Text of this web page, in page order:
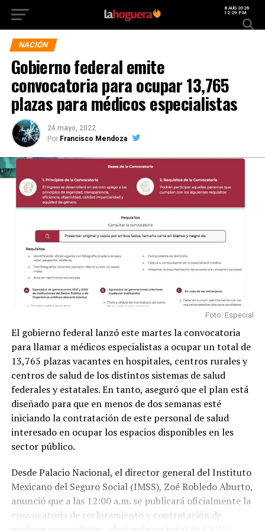
8 AUG 2026
12:29 PM
NACIÓN
Gobierno federal emite
convocatoria para ocupar 13,765
plazas para médicos especialistas
24 mayo, 2022
Por Francisco Mendoza
Foto: Especial
El gobierno federal lanzó este martes la convocatoria
para llamar a médicos especialistas a ocupar un total de
13,765 plazas vacantes en hospitales, centros rurales y
centros de salud de los distintos sistemas de salud
federales y estatales. En tanto, aseguró que el plan está
diseñado para que en menos de dos semanas esté
iniciando la contratación de este personal de salud
interesado en ocupar los espacios disponibles en les
sector público.
Desde Palacio Nacional, el director general del Instituto
Mexicano del Seguro Social (IMSS), Zoé Robledo Aburto,
anunció que a las 12:00 a.m. se publicará oficialmente la
convocatoria de reclutamiento y contratación de